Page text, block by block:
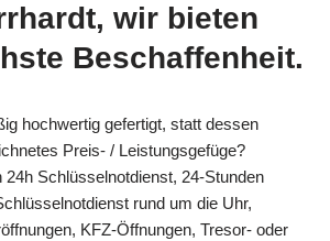
wir bieten
Beschaffenheit.
hochwertig gefertigt, statt dessen
Preis- / Leistungsgefüge?
24h Schlüsselnotdienst, 24-Stunden
rund um die Uhr,
KFZ-Öffnungen, Tresor- oder